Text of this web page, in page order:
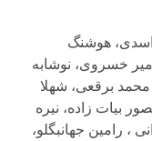
هوشنگ
خسروی، نوشابه
محمد برقعی، شهلا
بیات زاده، نیره
، رامین جهانبگلو،